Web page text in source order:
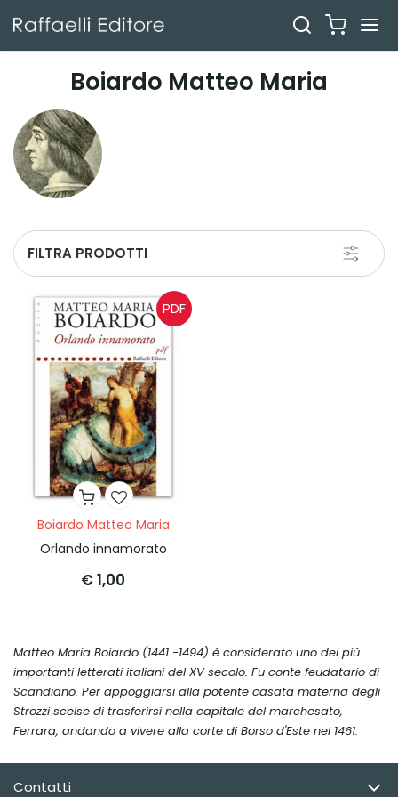
Boiardo Matteo Maria
Toggle
FILTRA PRODOTTI
PDF
Boiardo Matteo Maria
Orlando innamorato
€ 1,00
Matteo Maria Boiardo (1441 -1494) è considerato uno dei più
importanti letterati italiani del XV secolo. Fu conte feudatario di
Scandiano. Per appoggiarsi alla potente casata materna degli
Strozzi scelse di trasferirsi nella capitale del marchesato,
Ferrara, andando a vivere alla corte di Borso d'Este nel 1461.
Contatti